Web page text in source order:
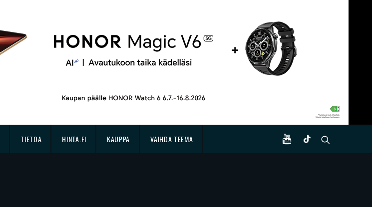
TIETOA HINTA.FI KAUPPA VAIHDA TEEMA